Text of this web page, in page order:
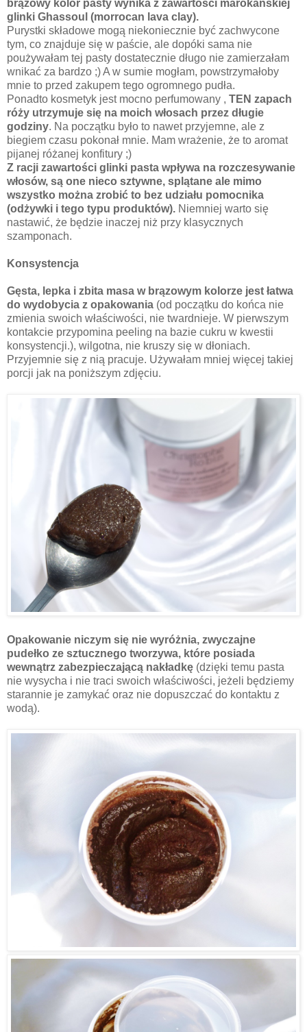
brązowy kolor pasty wynika z zawartości marokańskiej
glinki Ghassoul (morrocan lava clay).
Purystki składowe mogą niekoniecznie być zachwycone
tym, co znajduje się w paście, ale dopóki sama nie
poużywałam tej pasty dostatecznie długo nie zamierzałam
wnikać za bardzo ;) A w sumie mogłam, powstrzymałoby
mnie to przed zakupem tego ogromnego pudła.
Ponadto kosmetyk jest mocno perfumowany , TEN zapach
róży utrzymuje się na moich włosach przez długie
godziny. Na początku było to nawet przyjemne, ale z
biegiem czasu pokonał mnie. Mam wrażenie, że to aromat
pijanej różanej konfitury ;)
Z racji zawartości glinki pasta wpływa na rozczesywanie
włosów, są one nieco sztywne, splątane ale mimo
wszystko można zrobić to bez udziału pomocnika
(odżywki i tego typu produktów). Niemniej warto się
nastawić, że będzie inaczej niż przy klasycznych
szamponach.
Konsystencja
Gęsta, lepka i zbita masa w brązowym kolorze jest łatwa
do wydobycia z opakowania (od początku do końca nie
zmienia swoich właściwości, nie twardnieje. W pierwszym
kontakcie przypomina peeling na bazie cukru w kwestii
konsystencji.), wilgotna, nie kruszy się w dłoniach.
Przyjemnie się z nią pracuje. Używałam mniej więcej takiej
porcji jak na poniższym zdjęciu.
Opakowanie niczym się nie wyróżnia, zwyczajne
pudełko ze sztucznego tworzywa, które posiada
wewnątrz zabezpieczającą nakładkę (dzięki temu pasta
nie wysycha i nie traci swoich właściwości, jeżeli będziemy
starannie je zamykać oraz nie dopuszczać do kontaktu z
wodą).